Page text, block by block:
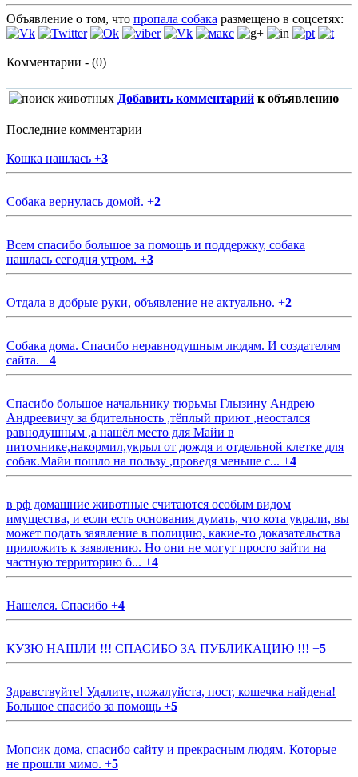
Объявление о том, что пропала собака размещено в соцсетях:
Комментарии - (0)
Добавить комментарий к объявлению
Последние комментарии
Кошка нашлась +3
Собака вернулась домой. +2
Всем спасибо большое за помощь и поддержку, собака
нашлась сегодня утром. +3
Отдала в добрые руки, объявление не актуально. +2
Собака дома. Спасибо неравнодушным людям. И создателям
сайта. +4
Спасибо большое начальнику тюрьмы Глызину Андрею
Андреевичу за бдительность ,тёплый приют ,неостался
равнодушным ,а нашёл место для Майи в
питомнике,накормил,укрыл от дождя и отдельной клетке для
собак.Майи пошло на пользу ,проведя меньше с... +4
в рф домашние животные считаются особым видом
имущества, и если есть основания думать, что кота украли, вы
может подать заявление в полицию, какие-то доказательства
приложить к заявлению. Но они не могут просто зайти на
частную территорию б... +4
Нашелся. Спасибо +4
КУЗЮ НАШЛИ !!! СПАСИБО ЗА ПУБЛИКАЦИЮ !!! +5
Здравствуйте! Удалите, пожалуйста, пост, кошечка найдена!
Большое спасибо за помощь +5
Мопсик дома, спасибо сайту и прекрасным людям. Которые
не прошли мимо. +5